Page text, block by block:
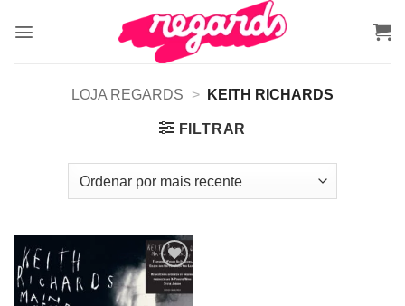
LOJA REGARDS > KEITH RICHARDS
FILTRAR
Adicionar
a lista de